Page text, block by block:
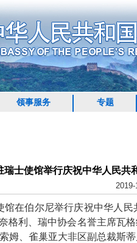
领事服务 专题
瑞士使馆举行庆祝中华人民共
2019-
在伯尔尼举行庆祝中华人民
格利、瑞中协会名誉主席瓦
姆、雀巢亚大非区副总裁斯